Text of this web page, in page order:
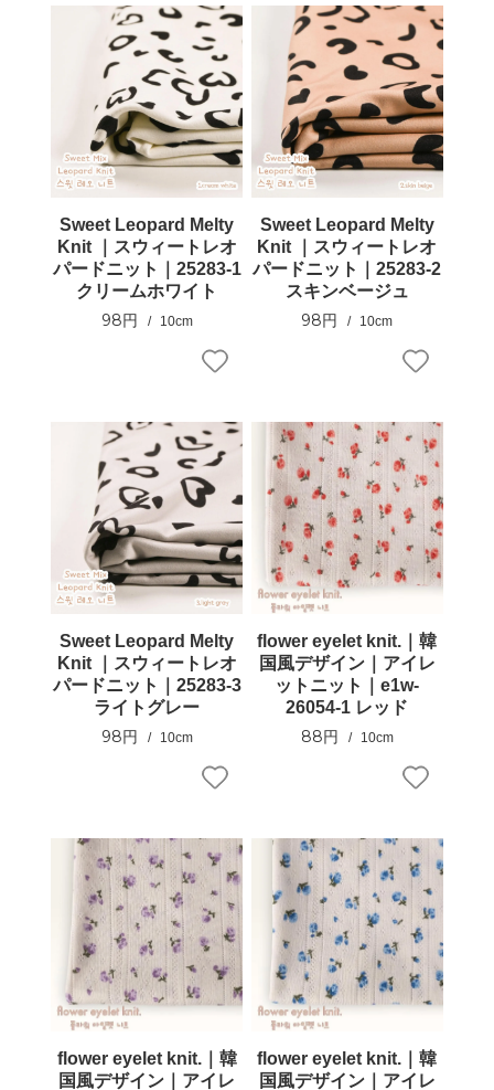
Sweet Leopard Melty
Knit ｜スウィートレオ
パードニット｜25283-1
クリームホワイト
98円 10cm
Sweet Leopard Melty
Knit ｜スウィートレオ
パードニット｜25283-2
スキンベージュ
98円 10cm
Sweet Leopard Melty
Knit ｜スウィートレオ
パードニット｜25283-3
ライトグレー
98円 10cm
flower eyelet knit.｜韓
国風デザイン｜アイレ
ットニット｜e1w-
26054-1 レッド
88円 10cm
flower eyelet knit.｜韓
国風デザイン｜アイレ
flower eyelet knit.｜韓
国風デザイン｜アイレ